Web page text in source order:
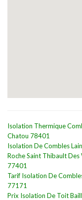
Isolation Thermique
Chatou 78401
Isolation De Combles
Roche Saint Thibault Des
77401
Tarif Isolation De
77171
Prix Isolation De Toit